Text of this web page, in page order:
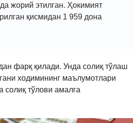
жорий этилган. Ҳокимият
қисмидан 1 959 дона
фарқ қилади. Унда солиқ тўлаш
ходимининг маълумотлари
солиқ тўлови амалга